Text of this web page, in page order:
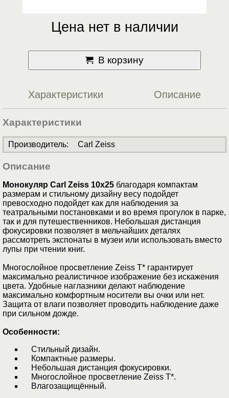
Цена нет в наличии
В корзину
Характеристики Описание
Характеристики
Производитель: Carl Zeiss
Описание
Монокуляр Carl Zeiss 10x25 благодаря компактам
размерам и стильному дизайну весу подойдет
превосходно подойдет как для наблюдения за
театральными постановками и во время прогулок в парке,
так и для путешественников. Небольшая дистанция
фокусировки позволяет в мельчайших деталях
рассмотреть экспонаты в музеи или использовать вместо
лупы при чтении книг.
Многослойное просветление Zeiss T* гарантирует
максимально реалистичное изображение без искажения
цвета. Удобные наглазники делают наблюдение
максимально комфортным носители вы очки или нет.
Защита от влаги позволяет проводить наблюдение даже
при сильном дожде.
Особенности:
Стильный дизайн.
Компактные размеры.
Небольшая дистанция фокусировки.
Многослойное просветление Zeiss T*.
Влагозащищённый.